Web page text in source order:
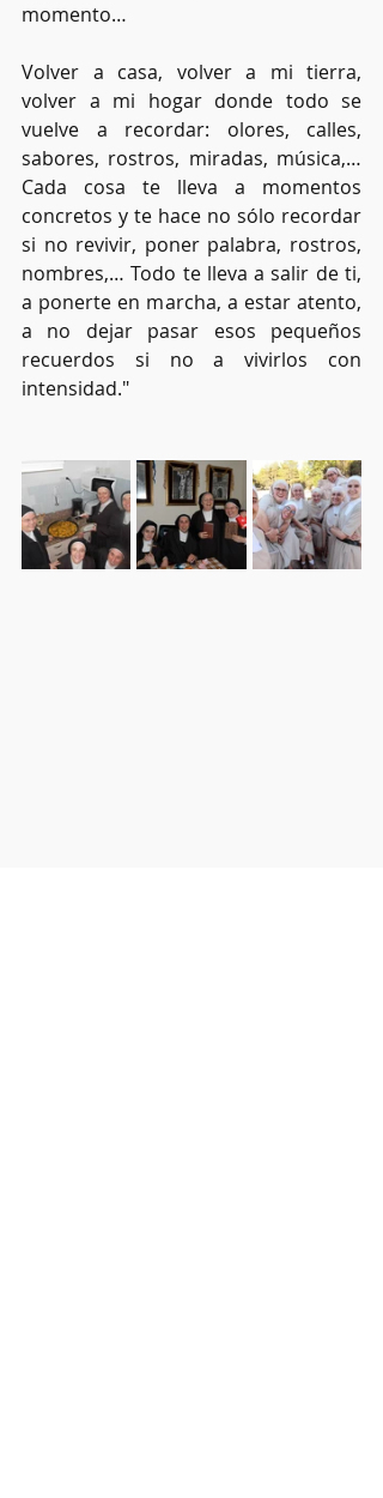
momento…
Volver a casa, volver a mi tierra,
volver a mi hogar donde todo se
vuelve a recordar: olores, calles,
sabores, rostros, miradas, música,…
Cada cosa te lleva a momentos
concretos y te hace no sólo recordar
si no revivir, poner palabra, rostros,
nombres,… Todo te lleva a salir de ti,
a ponerte en marcha, a estar atento,
a no dejar pasar esos pequeños
recuerdos si no a vivirlos con
intensidad."